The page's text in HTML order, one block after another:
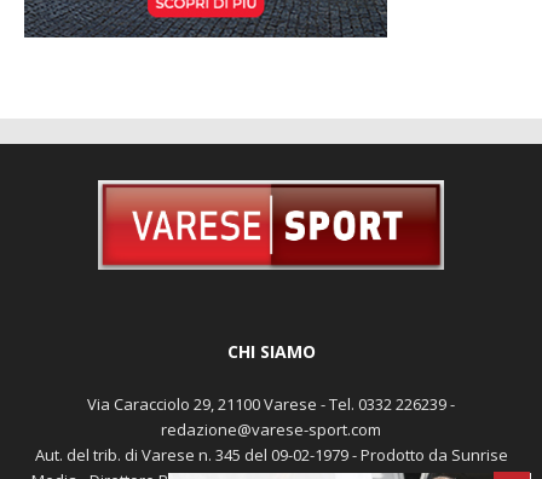
CHI SIAMO
Via Caracciolo 29, 21100 Varese - Tel. 0332 226239 -
redazione@varese-sport.com
Aut. del trib. di Varese n. 345 del 09-02-1979 - Prodotto da Sunrise